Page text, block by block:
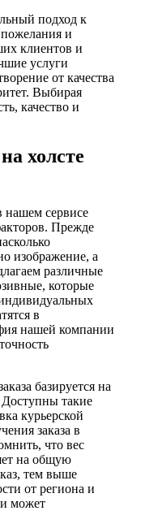
подход к
и
клиентов и
услуги
от качества
Выбирая
качество и
холсте
нашем сервисе
Прежде
изображение, а
различные
которые
в
нашей компании
базируется на
такие
курьерской
заказа в
что вес
на общую
тем выше
от региона и
может